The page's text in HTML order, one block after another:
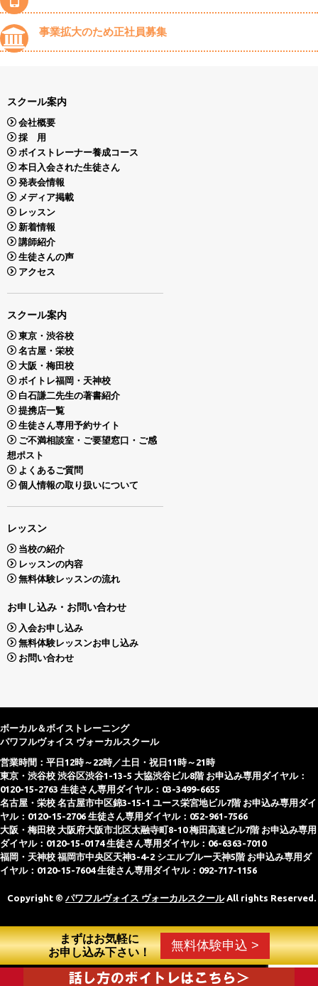
まずはお気軽に
お申し込み下さい！
無料体験申込 >
事業拡大のため正社員募集
スクール案内
会社概要
採 用
ボイストレーナー養成コース
本日入会された生徒さん
発表会情報
メディア掲載
レッスン
新着情報
講師紹介
生徒さんの声
アクセス
スクール案内
東京・渋谷校
名古屋・栄校
大阪・梅田校
ボイトレ福岡・天神校
白石謙二先生の著書紹介
提携店一覧
生徒さん専用予約サイト
ご不満相談室・ご要望窓口・ご感
想ポスト
よくあるご質問
個人情報の取り扱いについて
レッスン
当校の紹介
レッスンの内容
無料体験レッスンの流れ
お申し込み・お問い合わせ
入会お申し込み
無料体験レッスンお申し込み
お問い合わせ
ボーカル＆ボイストレーニング
パワフルヴォイス ヴォーカルスクール
営業時間：平日12時～22時／土日・祝日11時～21時
東京・渋谷校 渋谷区渋谷1-13-5 大協渋谷ビル8階 お申込み専用ダイヤル：
0120-15-2763 生徒さん専用ダイヤル：03-3499-6655
名古屋・栄校 名古屋市中区錦3-15-1 ユース栄宮地ビル7階 お申込み専用ダイ
ヤル：0120-15-2706 生徒さん専用ダイヤル：052-961-7566
大阪・梅田校 大阪府大阪市北区太融寺町8-10 梅田高速ビル7階 お申込み専用
ダイヤル：0120-15-0174 生徒さん専用ダイヤル：06-6363-7010
福岡・天神校 福岡市中央区天神3-4-2 シエルブルー天神5階 お申込み専用ダ
イヤル：0120-15-7604 生徒さん専用ダイヤル：092-717-1156
Copyright © パワフルヴォイス ヴォーカルスクールAll rights Reserved.